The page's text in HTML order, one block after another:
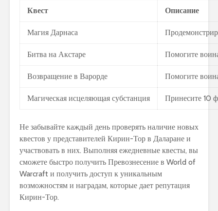
Квест Описание
Магия Дарнаса
Битва на Акстаре Помогите
Возвращение в Варорде Помогите
Магическая исцеляющая субстанция Принесите 10
Не забывайте каждый день проверять наличие новых
квестов у представителей Кирин-Тор в Даларане и
участвовать в них. Выполняя ежедневные квесты, вы
сможете быстро получить Превознесение в World of
Warcraft и получить доступ к уникальным
возможностям и наградам, которые дает репутация
Кирин-Тор.